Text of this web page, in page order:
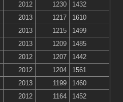
2012 1230
1432
2013 1217
1610
2013 1215
1499
2013 1209
1485
2012 1207
1442
2012 1204
1561
2013 1199
1460
2012 1164
1452